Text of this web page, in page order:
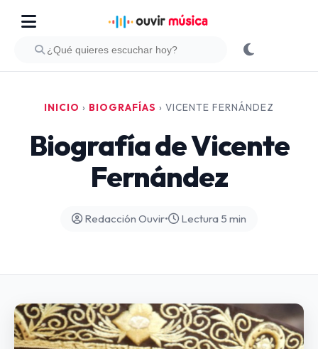
INICIO › BIOGRAFÍAS › VICENTE FERNÁNDEZ
Biografía de Vicente
Fernández
Redacción Ouvir• Lectura 5 min